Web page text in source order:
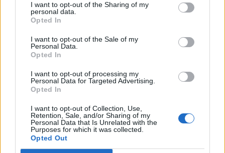
I want to opt-out of the Sharing of my
personal data.
Opted In
I want to opt-out of the Sale of my
Personal Data.
Opted In
I want to opt-out of processing my
Personal Data for Targeted Advertising.
Opted In
I want to opt-out of Collection, Use,
Retention, Sale, and/or Sharing of my
Personal Data that Is Unrelated with the
Purposes for which it was collected.
Opted Out
Időzített bomba ketyeg a magyar
munkahelyeken: hamarosan százezrével
Bár a magyar munkaerőpiac látszólag stabil, hiszen a
foglalkoztatottság továbbra is magas, a munkanélküliség
pedig nem emelkedik drámai mértékben.